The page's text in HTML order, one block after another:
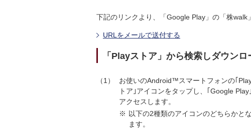
下記のリンクより、「Google Play」の「株walk
URLをメールで送付する
「Playストア」から検索しダウンロ
1
お使いのAndroid™スマートフォンの｢
トア｣アイコンをタップし、｢Google Play
アクセスします。
※ 以下の2種類のアイコンのどちらかと
ます。